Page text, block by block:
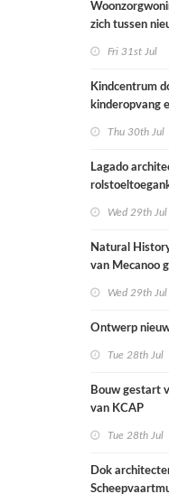
zich tussen
Fri 31st Jul
Kindcentrum
kinderopvang
Thu 30th Jul
Lagado
Wed 29th Jul
Natural
van Mecanoo
Wed 29th Jul
Ontwerp
Tue 28th Jul
Bouw gestart
van KCAP
Tue 28th Jul
Dok